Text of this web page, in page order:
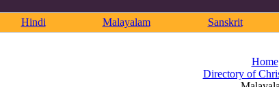
Hindi Malayalam Sanskrit
Home
Directory of